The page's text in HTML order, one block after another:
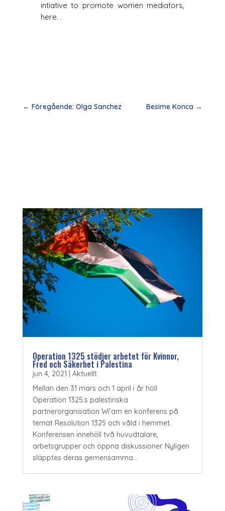
intiative to promote women mediators,
here. .
← Föregående: Olga Sanchez Besime Konca →
Operation 1325 stödjer arbetet för Kvinnor,
Fred och Säkerhet i Palestina
jun 4, 2021
Aktuellt
Mellan den 31 mars och 1 april i år höll
Operation 1325:s palestinska
partnerorganisation Wi’am en konferens på
temat Resolution 1325 och våld i hemmet.
Konferensen innehöll två huvudtalare,
arbetsgrupper och öppna diskussioner. Nyligen
släpptes deras gemensamma...